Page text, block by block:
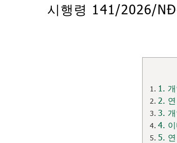
시행령 141/2026/
1.
2.
3.
4.
5.